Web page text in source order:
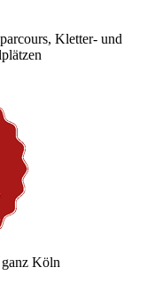
Kletter- und
Köln